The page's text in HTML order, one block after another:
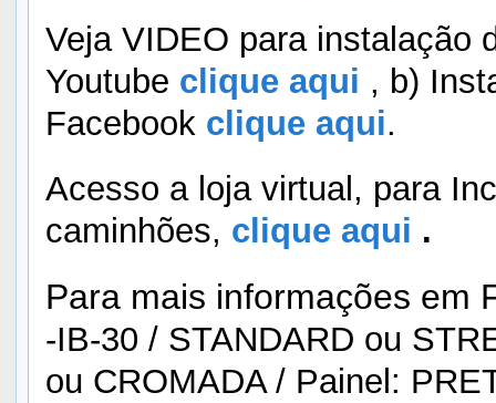
Veja VIDEO para instalação
Youtube clique aqui , b)
Facebook clique aqui.
Acesso a loja virtual, para
caminhões, clique aqui .
Para mais informações em
-IB-30 / STANDARD ou
ou CROMADA / Painel: